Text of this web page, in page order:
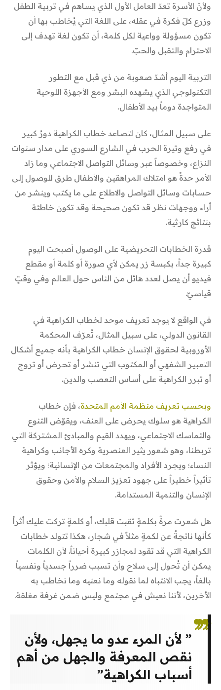
ولأنّ الأسرة تعدّ العامل الأول الذي يساهم في تربية الطفل
وزرع كلّ فكرة في عقله، على اللغة التي يُخاطب بها أن
تكون مسؤولة وواعية لكل كلمة، أن تكون لغة تهدف إلى
الاحترام والتقبل والحبّ.
التربية اليوم أشدّ صعوبة من ذي قبل مع التطور
التكنولوجي الذي يشهده البشر ومع الأجهزة اللوحية
المتواجدة دوماً بيد الأطفال.
على سبيل المثال، كان لتصاعد خطاب الكراهية دورٌ كبير
في رفع وتيرة الحرب في الشارع السوري على مدار سنوات
النزاع، وخصوصاً عبر وسائل التواصل الاجتماعي وما زاد
الأمر حدةً هو امتلاك المراهقين والأطفال طرق للوصول إلى
حسابات وسائل التواصل والاطلاع على ما يكتب وينشر من
أراء ووجهات نظر قد تكون صحيحة وقد تكون خاطئة
بنتائج كارثية.
قدرة الخطابات التحريضية على الوصول أصبحت اليوم
كبيرة جداً، بكبسة زر يمكن لأي صورة أو كلمة أو مقطع
فيديو أن يصل لعدد هائل من الناس حول العالم وفي وقتٍ
قياسيّ.
في الواقع لا يوجد تعريف موحد لخطاب الكراهية في
القانون الدولي، على سبيل المثال، تُعرّف المحكمة
الأوروبية لحقوق الإنسان خطاب الكراهية بأنه جميع أشكال
التعبير الشفهي أو المكتوب التي تنشر أو تحرض أو تروج
أو تبرر الكراهية على أساس التعصب والدين.
وبحسب تعريف منظمة الأمم المتحدة، فإن خطاب
الكراهية هو سلوك يحرض على العنف، ويقوّض التنوع
والتماسك الاجتماعي، ويهدد القيم والمبادئ المشتركة التي
تربطنا، وهو شعور يثير العنصرية وكره الأجانب وكراهية
النساء؛ ويجرد الأفراد والمجتمعات من الإنسانية؛ ويؤثر
تأثيراً خطيراً على جهود تعزيز السلام والأمن وحقوق
الإنسان والتنمية المستدامة.
هل شعرت مرةً بكلمةٍ ثقبت قلبك، أو كلمةٍ تركت عليك أثراً
كأنها ناتجةٌ عن لكمةٍ مثلاً في شجار، هكذا تتولد خطابات
الكراهية التي قد تقود لمجازر كبيرة أحياناً. لأن الكلمات
يمكن أن تُحول إلى سلاح وأن تسبب ضرراً جسدياً ونفسياً
بالغاً، يجب الانتباه لما نقوله وما نعنيه وما نخاطب به
الأخرين، لأننا نعيش في مجتمع وليس ضمن غرفة مغلقة.
” لأن المرء عدو ما يجهل، ولأن
نقص المعرفة والجهل من أهم
أسباب الكراهية”